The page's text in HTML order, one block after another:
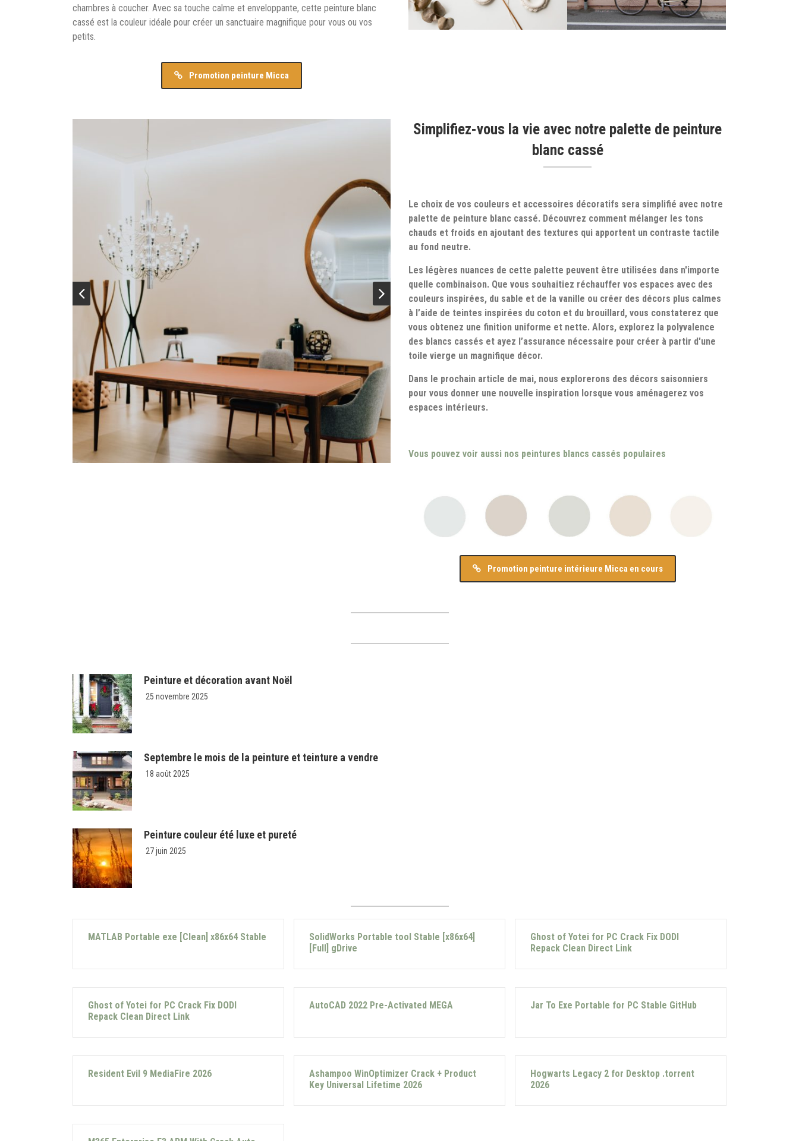
chambres à coucher. Avec sa touche calme et enveloppante, cette peinture blanc
cassé est la couleur idéale pour créer un sanctuaire magnifique pour vous ou vos
petits.
Promotion peinture Micca
Simplifiez-vous la vie avec notre palette de peinture
blanc cassé
Le choix de vos couleurs et accessoires décoratifs sera simplifié avec notre
palette de peinture blanc cassé. Découvrez comment mélanger les tons
chauds et froids en ajoutant des textures qui apportent un contraste tactile
au fond neutre.
Les légères nuances de cette palette peuvent être utilisées dans n'importe
quelle combinaison. Que vous souhaitiez réchauffer vos espaces avec des
couleurs inspirées, du sable et de la vanille ou créer des décors plus calmes
à l’aide de teintes inspirées du coton et du brouillard, vous constaterez que
vous obtenez une finition uniforme et nette. Alors, explorez la polyvalence
des blancs cassés et ayez l’assurance nécessaire pour créer à partir d'une
toile vierge un magnifique décor.
Dans le prochain article de mai, nous explorerons des décors saisonniers
pour vous donner une nouvelle inspiration lorsque vous aménagerez vos
espaces intérieurs.
Vous pouvez voir aussi nos peintures blancs cassés populaires
Promotion peinture intérieure Micca en cours
Peinture et décoration avant Noël
25 novembre 2025
Septembre le mois de la peinture et teinture a vendre
18 août 2025
Peinture couleur été luxe et pureté
27 juin 2025
MATLAB Portable exe [Clean] x86x64 Stable
SolidWorks Portable tool Stable [x86x64]
[Full] gDrive
Ghost of Yotei for PC Crack Fix DODI
Repack Clean Direct Link
Ghost of Yotei for PC Crack Fix DODI
Repack Clean Direct Link
AutoCAD 2022 Pre-Activated MEGA Jar To Exe Portable for PC Stable GitHub
Resident Evil 9 MediaFire 2026
Ashampoo WinOptimizer Crack + Product
Key Universal Lifetime 2026
Hogwarts Legacy 2 for Desktop .torrent
2026